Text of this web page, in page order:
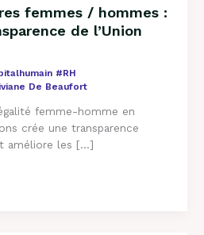
femmes / hommes :
de l’Union
#RH
De Beaufort
femme-homme en
crée une transparence
améliore les […]